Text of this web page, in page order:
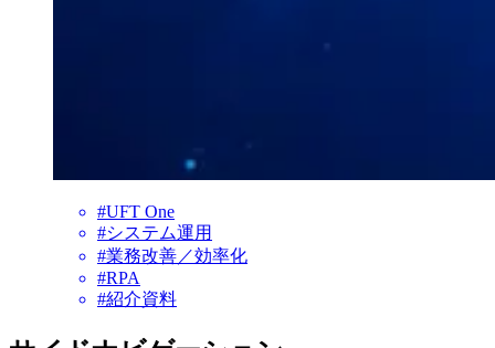
#UFT One
#システム運用
#業務改善／効率化
#RPA
#紹介資料